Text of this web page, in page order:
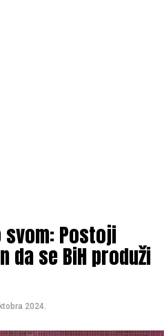
svom: Postoji
da se BiH produži
2024.